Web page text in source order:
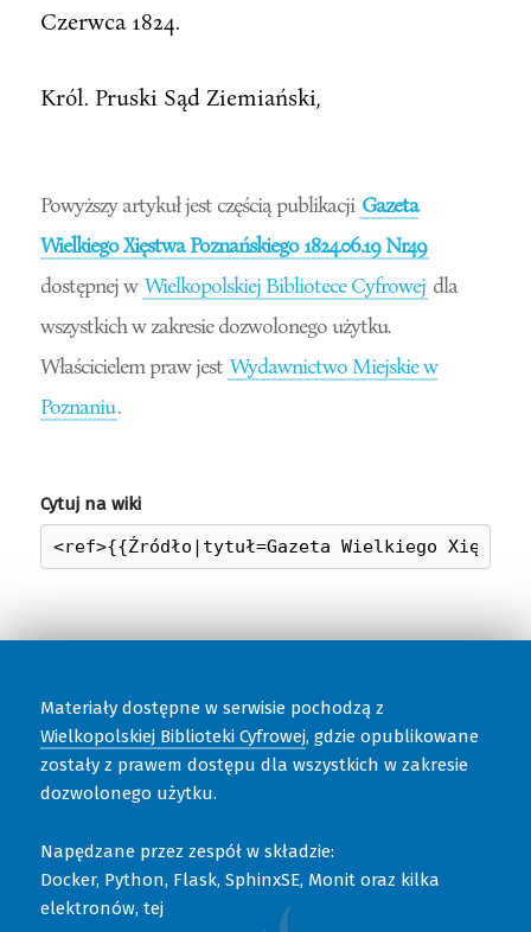
Czerwca 1824.
Król. Pruski Sąd Ziemiański,
Powyższy artykuł jest częścią publikacji Gazeta
Wielkiego Xięstwa Poznańskiego 1824.06.19 Nr49
dostępnej w Wielkopolskiej Bibliotece Cyfrowej dla
wszystkich w zakresie dozwolonego użytku.
Właścicielem praw jest Wydawnictwo Miejskie w
Poznaniu.
Cytuj na wiki
Materiały dostępne w serwisie pochodzą z
Wielkopolskiej Biblioteki Cyfrowej, gdzie opublikowane
zostały z prawem dostępu dla wszystkich w zakresie
dozwolonego użytku.
Napędzane przez zespół w składzie:
Docker, Python, Flask, SphinxSE, Monit oraz kilka
elektronów, tej